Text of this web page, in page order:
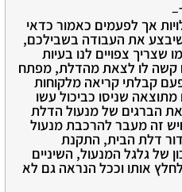
אך לפעמים כאמור כדאי
שיבצע את העבודה בשבילכם,
שצריך צפויים לנו בעיות
קשה לו לצאת מהדלת, מפתח
קבלתי קריאה מלקוחות
שניסו כביכול עשו
הברגים של מנעול הדלת
זה מעבר להרכבת מנעול
דלת הבית, התקנת
של גלגל המנעול, השיניים
אותו וככל הנראה גם לא